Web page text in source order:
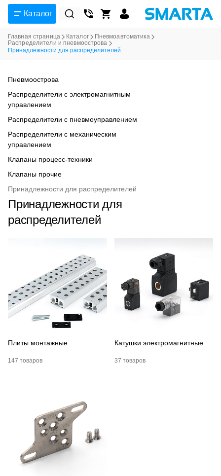
Каталог
Главная страница Каталог
Пневмоавтоматика
Распределители и пневмоострова
Принадлежности для распределителей
Пневмоострова
Распределители с электромагнитным
управлением
Распределители с пневмоуправлением
Распределители с механическим
управлением
Клапаны процесс-техники
Клапаны прочие
Принадлежности для распределителей
Принадлежности для
распределителей
Плиты монтажные
147 товаров
Катушки электромагнитные
37 товаров